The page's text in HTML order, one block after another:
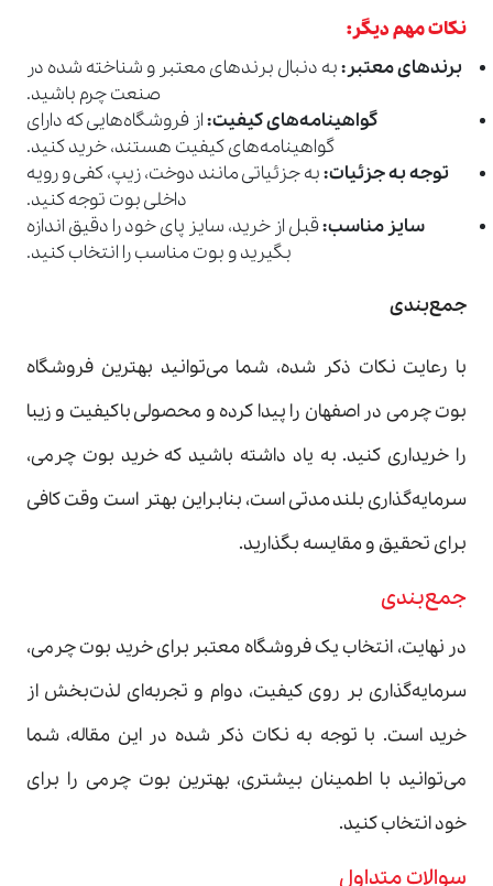
نکات مهم دیگر:
برندهای معتبر:به دنبال برندهای معتبر و شناخته شده در
صنعت چرم باشید.
گواهینامه‌های کیفیت:از فروشگاه‌هایی که دارای
گواهینامه‌های کیفیت هستند، خرید کنید.
توجه به جزئیات:به جزئیاتی مانند دوخت، زیپ، کفی و رویه
داخلی بوت توجه کنید.
سایز مناسب:قبل از خرید، سایز پای خود را دقیق اندازه
بگیرید و بوت مناسب را انتخاب کنید.
جمع‌بندی
با رعایت نکات ذکر شده، شما می‌توانید بهترین فروشگاه
بوت چرمی در اصفهان را پیدا کرده و محصولی باکیفیت و زیبا
را خریداری کنید. به یاد داشته باشید که خرید بوت چرمی،
سرمایه‌گذاری بلندمدتی است، بنابراین بهتر است وقت کافی
برای تحقیق و مقایسه بگذارید.
جمع‌بندی
در نهایت، انتخاب یک فروشگاه معتبر برای خرید بوت چرمی،
سرمایه‌گذاری بر روی کیفیت، دوام و تجربه‌ای لذت‌بخش از
خرید است. با توجه به نکات ذکر شده در این مقاله، شما
می‌توانید با اطمینان بیشتری، بهترین بوت چرمی را برای
خود انتخاب کنید.
سوالات متداول